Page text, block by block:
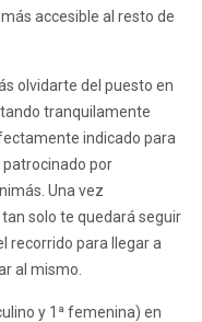
accesible al resto de
olvidarte del puesto en
tranquilamente
indicado para
patrocinado por
Una vez
solo te quedará seguir
recorrido para llegar a
al mismo.
y 1ª femenina) en